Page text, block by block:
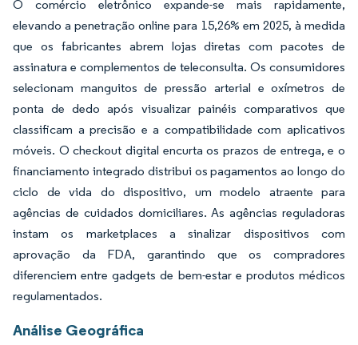
O comércio eletrônico expande-se mais rapidamente,
elevando a penetração online para 15,26% em 2025, à medida
que os fabricantes abrem lojas diretas com pacotes de
assinatura e complementos de teleconsulta. Os consumidores
selecionam manguitos de pressão arterial e oxímetros de
ponta de dedo após visualizar painéis comparativos que
classificam a precisão e a compatibilidade com aplicativos
móveis. O checkout digital encurta os prazos de entrega, e o
financiamento integrado distribui os pagamentos ao longo do
ciclo de vida do dispositivo, um modelo atraente para
agências de cuidados domiciliares. As agências reguladoras
instam os marketplaces a sinalizar dispositivos com
aprovação da FDA, garantindo que os compradores
diferenciem entre gadgets de bem-estar e produtos médicos
regulamentados.
Análise Geográfica